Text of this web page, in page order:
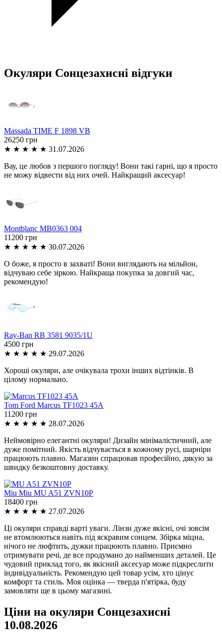
Окуляри Сонцезахисні відгуки
Massada TIME F 1898 VB
26250 грн
★ ★ ★ ★ ★ 31.07.2026
Вау, це любов з першого погляду! Вони такі гарні, що я просто
не можу відвести від них очей. Найкращий аксесуар!
Montblanc MB0363 004
11200 грн
★ ★ ★ ★ ★ 30.07.2026
О боже, я просто в захваті! Вони виглядають на мільйон,
відчуваю себе зіркою. Найкраща покупка за довгий час,
рекомендую!
Ray-Ban RB 3581 9035/1U
4500 грн
★ ★ ★ ★ ★ 29.07.2026
Хороші окуляри, але очікувала трохи інших відтінків. В
цілому нормально.
Tom Ford Marcus TF1023 45A
11200 грн
★ ★ ★ ★ ★ 28.07.2026
Неймовірно елегантні окуляри! Дизайн мінімалістичний, але
дуже помітний. Якість відчувається в кожному русі, шарніри
працюють плавно. Магазин спрацював професійно, дякую за
швидку безкоштовну доставку.
Miu Miu MU A51 ZVN10P
18400 грн
★ ★ ★ ★ ★ 27.07.2026
Ці окуляри справді варті уваги. Лінзи дуже якісні, очі зовсім
не втомлюються навіть під яскравим сонцем. Збірка міцна,
нічого не люфтить, дужки працюють плавно. Приємно
отримувати речі, де все продумано до найменших деталей. Це
чудовий приклад того, як якісний аксесуар може підкреслити
індивідуальність. Рекомендую цей товар усім, хто цінує
комфорт та стиль. Моя оцінка — тверда п'ятірка, буду
замовляти ще в цьому магазині.
Ціни на окуляри Сонцезахисні
10.08.2026